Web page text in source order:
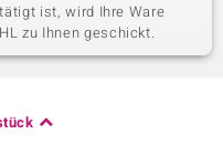
ist, wird Ihre Ware
zu Ihnen geschickt.